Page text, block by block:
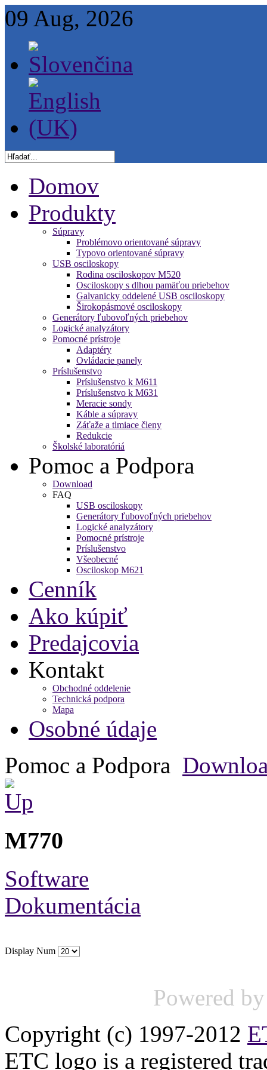
09 Aug, 2026
Domov
Produkty
Súpravy
Problémovo orientované súpravy
Typovo orientované súpravy
USB osciloskopy
Rodina osciloskopov M520
Osciloskopy s dlhou pamäťou priebehov
Galvanicky oddelené USB osciloskopy
Širokopásmové osciloskopy
Generátory ľubovoľných priebehov
Logické analyzátory
Pomocné prístroje
Adaptéry
Ovládacie panely
Príslušenstvo
Príslušenstvo k M611
Príslušenstvo k M631
Meracie sondy
Káble a súpravy
Záťaže a tlmiace členy
Redukcie
Školské laboratóriá
Pomoc a Podpora
Download
FAQ
USB osciloskopy
Generátory ľubovoľných priebehov
Logické analyzátory
Pomocné prístroje
Príslušenstvo
Všeobecné
Osciloskop M621
Cenník
Ako kúpiť
Predajcovia
Kontakt
Obchodné oddelenie
Technická podpora
Mapa
Osobné údaje
Pomoc a Podpora
M770
Software
Dokumentácia
Display Num
Powered
Copyright (c) 1997-2012
ETC logo is a registered